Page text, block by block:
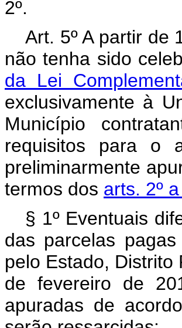
2º.
Art. 5º A partir de
não tenha sido
da Lei
exclusivamente à
Município
requisitos para o
preliminarmente
termos dos arts. 2º
§ 1º Eventuais
das parcelas
pelo Estado, Distrito
de fevereiro de
apuradas de